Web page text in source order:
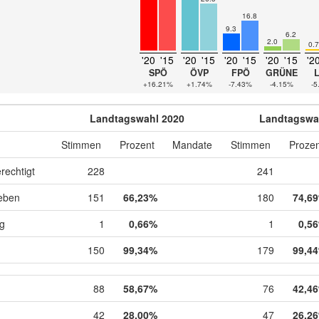
'20 '15
SPÖ
+16.21%
'20 '15
ÖVP
+1.74%
9.3
16.8
'20 '15
FPÖ
-7.43%
2.0
6.2
'20 '15
GRÜNE
-4.15%
0.7
-
Landtagswahl 2020
Stimmen
Prozent Mandate Stimmen
228
241
151 66,23% 180
1 0,66% 1
150
99,34% 179
88 58,67% 76
42
28,00% 47